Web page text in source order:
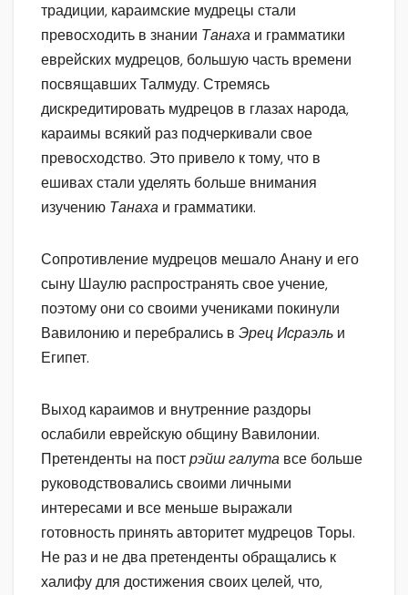
традиции, караимские мудрецы стали
превосходить в знании Танаха и грамматики
еврейских мудрецов, большую часть времени
посвящавших Талмуду. Стремясь
дискредитировать мудрецов в глазах народа,
караимы всякий раз подчеркивали свое
превосходство. Это привело к тому, что в
ешивах стали уделять больше внимания
изучению Танаха и грамматики.
Сопротивление мудрецов мешало Анану и его
сыну Шаулю распространять свое учение,
поэтому они со своими учениками покинули
Вавилонию и перебрались в Эрец Исраэль и
Египет.
Выход караимов и внутренние раздоры
ослабили еврейскую общину Вавилонии.
Претенденты на пострэйш галута все больше
руководствовались своими личными
интересами и все меньше выражали
готовность принять авторитет мудрецов Торы.
Не раз и не два претенденты обращались к
халифу для достижения своих целей, что,